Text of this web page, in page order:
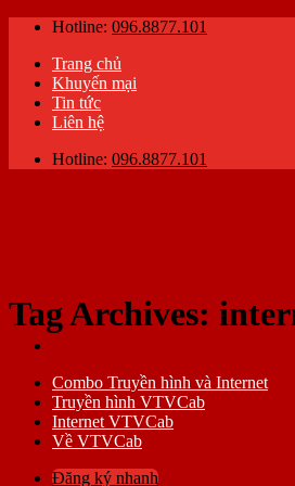
Skip
content
Hotline: 096.8877.101
Trang chủ
Khuyến mại
Tin tức
Liên hệ
Hotline: 096.8877.101
Combo Truyền hình và Internet
Truyền hình VTVCab
Internet VTVCab
Về VTVCab
Đăng ký nhanh
Tag Archives: